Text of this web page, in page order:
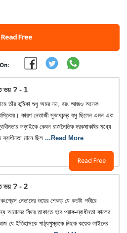
Read Free
ভয় ? - 1
Read Free
তাঁর ভূমিকা শুধু অমর নয়, বরং আজও অনেক
কারণ নেতাজী সুভাষচন্দ্র বসু ছিলেন এমন এক
লড়াইকে কেবল রাজনৈতিক দরকষাকষির মধ্যে
স্বাধীনতা মানে ছিল ...Read More
ভয় ? - 2
কংগ্রেস নেতাদের ভয়ের শেকড় যে কতটা গভীরে
আমাদের ফিরে তাকাতে হবে প্রাক-স্বাধীনতা কালের
যে ইতিহাসকে পাঠ্যপুস্তকে নিছক কয়েক লাইনের